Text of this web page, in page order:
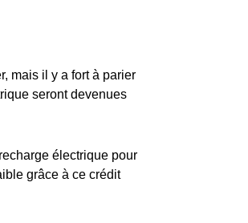
mais il y a fort à parier
seront devenues
électrique pour
grâce à ce crédit